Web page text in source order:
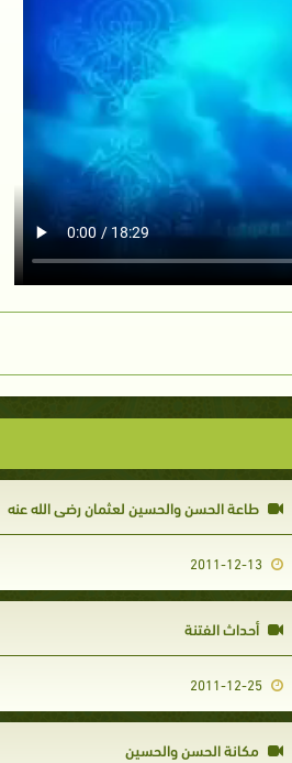
طاعة الحسن والحسين لعثمان رضي الله عنه
2011-12-13
أحداث الفتنة
2011-12-25
مكانة الحسن والحسين